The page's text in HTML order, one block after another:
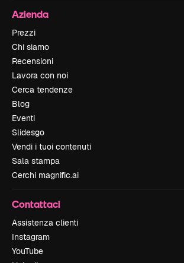
Azienda
Prezzi
Chi siamo
Recensioni
Lavora con noi
Cerca tendenze
Blog
Eventi
Slidesgo
Vendi i tuoi contenuti
Sala stampa
Cerchi magnific.ai
Contattaci
Assistenza clienti
Instagram
YouTube